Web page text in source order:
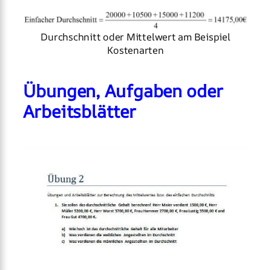
Durchschnitt oder Mittelwert am Beispiel
Kostenarten
Übungen, Aufgaben oder
Arbeitsblätter